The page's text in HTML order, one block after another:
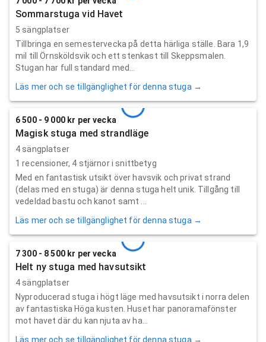
Sommarstuga vid Havet
5 sängplatser
Tillbringa en semestervecka på detta härliga ställe. Bara 1,9
mil till Örnsköldsvik och ett stenkast till Skeppsmalen.
Stugan har full standard med...
Läs mer och se tillgänglighet för denna stuga →
6 500 - 9 000 kr per vecka
Magisk stuga med strandläge
4 sängplatser
1 recensioner, 4 stjärnor i snittbetyg
Med en fantastisk utsikt över havsvik och privat strand
(delas med en stuga) är denna stuga helt unik. Tillgång till
vedeldad bastu och kanot samt ...
Läs mer och se tillgänglighet för denna stuga →
7 300 - 8 500 kr per vecka
Helt ny stuga med havsutsikt
4 sängplatser
Nyproducerad stuga i högt läge med havsutsikt i norra delen
av fantastiska Höga kusten. Huset har panoramafönster
mot havet där du kan njuta av ha...
Läs mer och se tillgänglighet för denna stuga →